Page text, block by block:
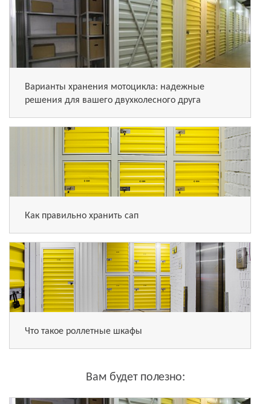
Варианты хранения мотоцикла: надежные
решения для вашего двухколесного друга
Как правильно хранить сап
Что такое роллетные шкафы
Вам будет полезно: